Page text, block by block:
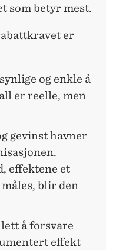
som betyr mest.
er
og enkle å
er reelle, men
gevinst havner
effektene et
blir den
å forsvare
effekt